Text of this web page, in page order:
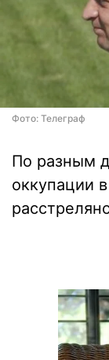
Фото: Телеграф
По разным
оккупации